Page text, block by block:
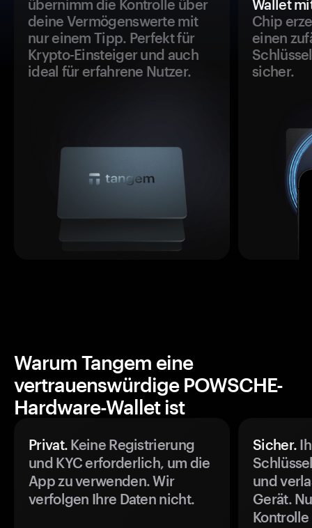
übernimm die Kontrolle über
deine Vermögenswerte mit
nur einem Tipp. Perfekt für
Krypto-Einsteiger und auch
ideal für erfahrene Nutzer.
Wallet
Chip
einen
sicher.
Warum Tangem eine
vertrauenswürdige POWSCHE-
Hardware-Wallet ist
Privat. Keine Registrierung
und KYC erforderlich, um die
App zu verwenden. Wir
verfolgen Ihre Daten nicht.
Sicher.
und
Gerät.